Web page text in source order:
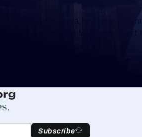
Subscribe